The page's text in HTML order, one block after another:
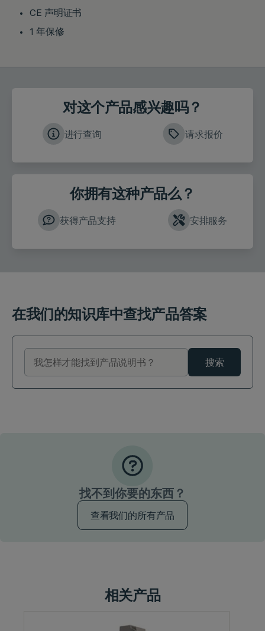
CE 声明证书
1 年保修
对这个产品感兴趣吗？
进行查询 请求报价
你拥有这种产品么？
获得产品支持 安排服务
在我们的知识库中查找产品答案
搜索
找不到你要的东西？
查看我们的所有产品
相关产品